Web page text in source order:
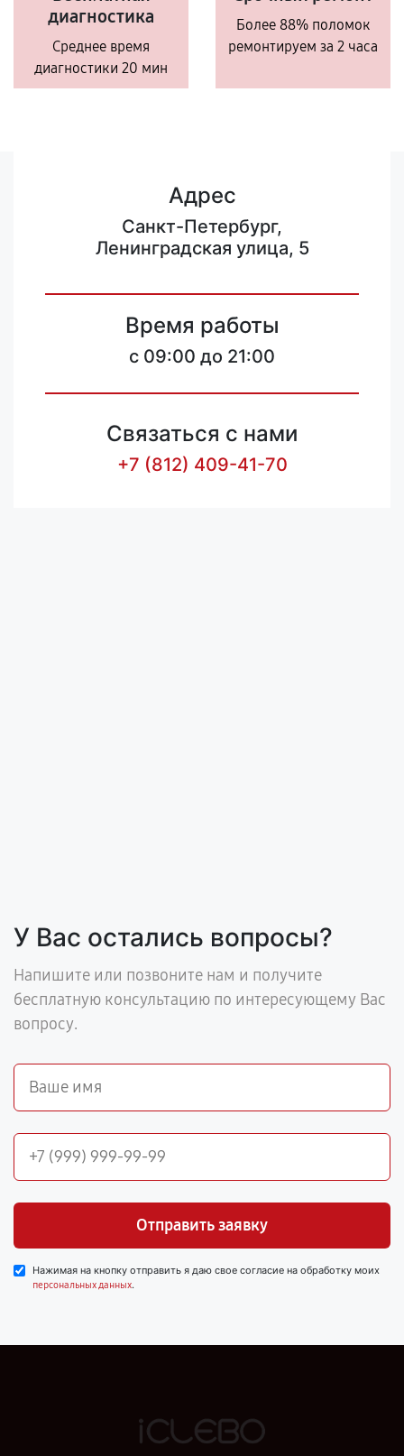
диагностика
Среднее время
диагностики 20 мин
Более 88% поломок
ремонтируем за 2 часа
Адрес
Санкт-Петербург,
Ленинградская улица, 5
Время работы
c 09:00 до 21:00
Связаться с нами
+7 (812) 409-41-70
У Вас остались вопросы?
Напишите или позвоните нам и получите
бесплатную консультацию по интересующему Вас
вопросу.
Отправить заявку
Нажимая на кнопку отправить я даю свое согласие на обработку моих
персональных данных.